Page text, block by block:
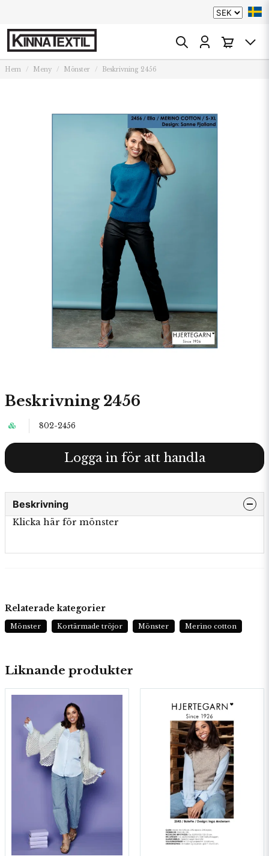
Hem Meny Mönster Beskrivning 2456
Beskrivning 2456
802-2456
Logga in för att handla
Beskrivning
Klicka här för mönster
Liknande produkter
Relaterade kategorier
Mönster Kortärmade tröjor Mönster Merino cotton